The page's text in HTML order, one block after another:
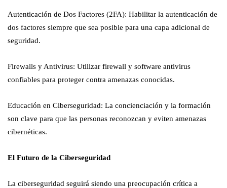
Autenticación de Dos Factores (2FA): Habilitar la autenticación de
dos factores siempre que sea posible para una capa adicional de
seguridad.
Firewalls y Antivirus: Utilizar firewall y software antivirus
confiables para proteger contra amenazas conocidas.
Educación en Ciberseguridad: La concienciación y la formación
son clave para que las personas reconozcan y eviten amenazas
cibernéticas.
El Futuro de la Ciberseguridad
La ciberseguridad seguirá siendo una preocupación crítica a